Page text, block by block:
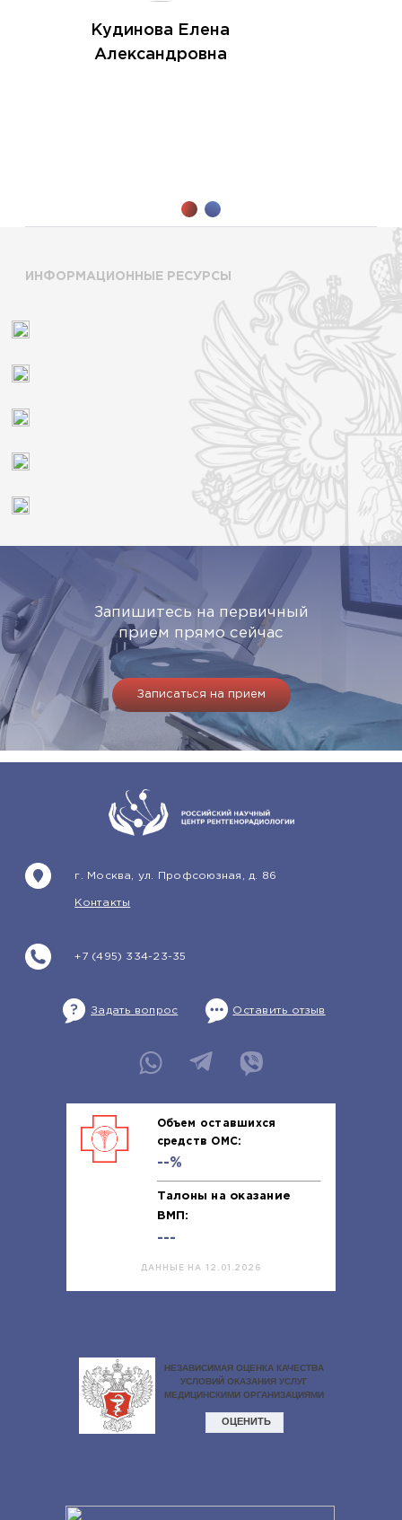
Кудинова Елена
Александровна
ИНФОРМАЦИОННЫЕ РЕСУРСЫ
Запишитесь на первичный
прием прямо сейчас
Записаться на прием
+7 (495) 334-23-35
г. Москва, ул. Профсоюзная, д. 86
Контакты
Задать вопрос Оставить отзыв
Объем оставшихся
средств ОМС:
--%
Талоны на оказание
ВМП:
---
ДАННЫЕ НА 12.01.2026